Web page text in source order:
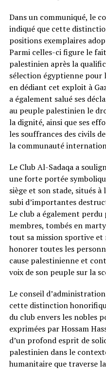
Dans un communiqué, le
indiqué que cette
positions exemplaires
Parmi celles-ci figure le
palestinien après la
sélection égyptienne pour
en dédiant cet exploit à
a également salué ses
au peuple palestinien le
la dignité, ainsi que ses
les souffrances des civils
la communauté
Le Club Al-Sadaqa a
une forte portée
siège et son stade, situés à
subi d’importantes
Le club a également perdu
membres, tombés en
tout sa mission sportive
honorer toutes les
cause palestinienne et
voix de son peuple sur la
Le conseil
cette distinction
du club envers les nobles
exprimées par Hossam
d’un profond esprit de
palestinien dans le
humanitaire que traverse la